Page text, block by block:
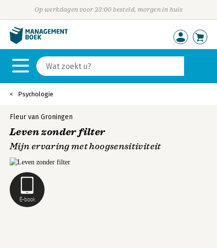
Op werkdagen voor 23:00 besteld, morgen in huis
Psychologie
E-book
Fleur van Groningen
Leven zonder filter
Mijn ervaring met hoogsensitiviteit